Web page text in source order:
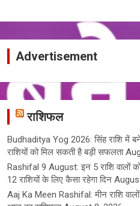
Advertisement
राशिफल
Budhaditya Yog 2026: सिंह राशि में
राशियों को मिल सकती है बड़ी सफलता
Rashifal 9 August: इन 5 राशि वालों
12 राशियों के लिए कैसा रहेगा दिन
Aaj Ka Meen Rashifal: मीन राशि